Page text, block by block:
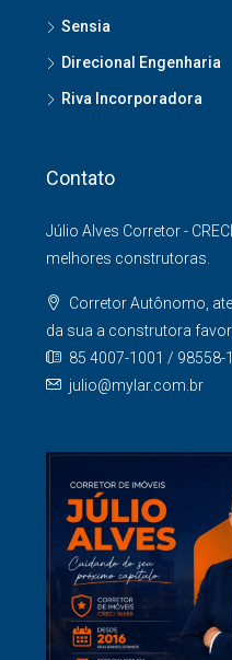
Sensia
Direcional Engenharia
Riva Incorporadora
Contato
Júlio Alves Corretor -
melhores construtoras.
Corretor Autônomo,
da sua a construtora
85 4007-1001 / 98558-
julio@mylar.com.br